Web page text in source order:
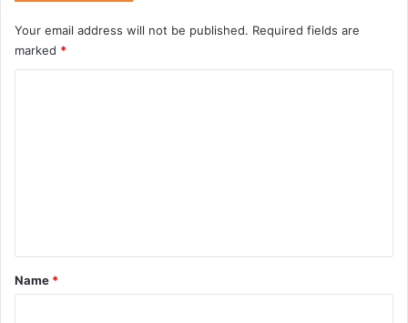
Your email address will not be published. Required fields are
marked *
*
Name *